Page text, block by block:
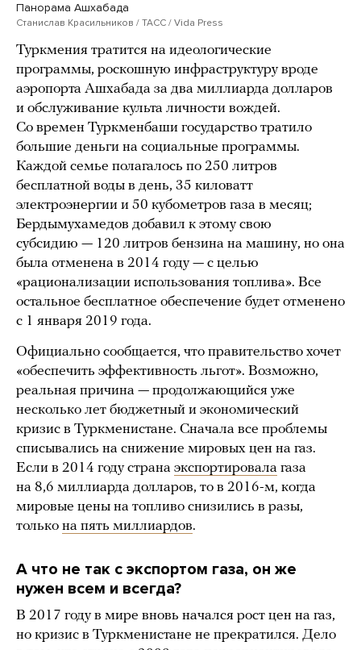
Панорама Ашхабада
Станислав Красильников / ТАСС / Vida Press
Туркмения тратится на идеологические
программы, роскошную инфраструктуру вроде
аэропорта Ашхабада за два миллиарда долларов
и обслуживание культа личности вождей.
Со времен Туркменбаши государство тратило
большие деньги на социальные программы.
Каждой семье полагалось по 250 литров
бесплатной воды в день, 35 киловатт
электроэнергии и 50 кубометров газа в месяц;
Бердымухамедов добавил к этому свою
субсидию — 120 литров бензина на машину, но она
была отменена в 2014 году — с целью
«рационализации использования топлива». Все
остальное бесплатное обеспечение будет отменено
с 1 января 2019 года.
Официально сообщается, что правительство хочет
«обеспечить эффективность льгот». Возможно,
реальная причина — продолжающийся уже
несколько лет бюджетный и экономический
кризис в Туркменистане. Сначала все проблемы
списывались на снижение мировых цен на газ.
Если в 2014 году страна экспортировала газа
на 8,6 миллиарда долларов, то в 2016-м, когда
мировые цены на топливо снизились в разы,
только на пять миллиардов.
А что не так с экспортом газа, он же
нужен всем и всегда?
В 2017 году в мире вновь начался рост цен на газ,
но кризис в Туркменистане не прекратился. Дело